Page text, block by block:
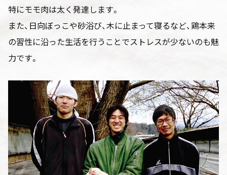
特にモモ肉は太く発達します。
また、日向ぼっこや砂浴び、木に止まって寝るなど、鶏本来
の習性に沿った生活を行うことでストレスが少ないのも魅
力です。